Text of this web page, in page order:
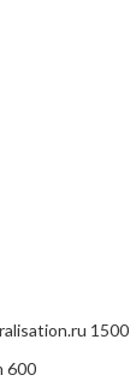
1500
600